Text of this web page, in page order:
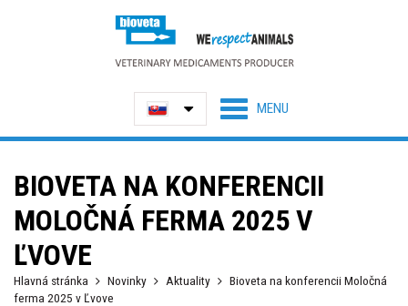
BIOVETA NA KONFERENCII
MOLOČNÁ FERMA 2025 V
ĽVOVE
Hlavná stránka Novinky Aktuality
Bioveta na konferencii Moločná
ferma 2025 v Ľvove